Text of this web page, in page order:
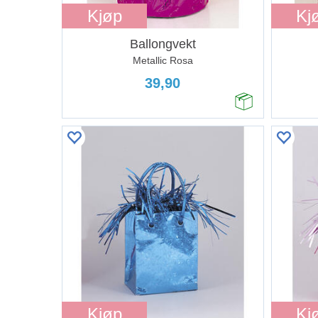
Kjøp
Ballongvekt
Metallic Rosa
39,90